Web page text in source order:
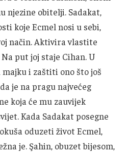
njezine obitelji. Sadakat,
koje Ecmel nosi u sebi,
način. Aktivira vlastite
put joj staje Cihan. U
i zaštiti ono što još
je na pragu najvećeg
koja će mu zauvijek
Kada Sadakat posegne
oduzeti život Ecmel,
je. Şahin, obuzet bijesom,